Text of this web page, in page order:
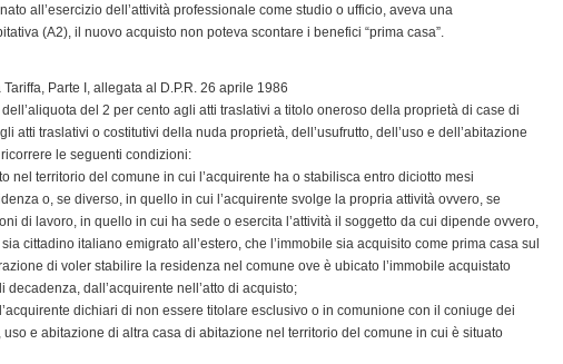
all’esercizio dell’attività professionale come studio o ufficio, aveva una
(A2), il nuovo acquisto non poteva scontare i benefici “prima casa”.
Parte I, allegata al D.P.R. 26 aprile 1986
del 2 per cento agli atti traslativi a titolo oneroso della proprietà di case di
atti traslativi o costitutivi della nuda proprietà, dell’usufrutto, dell’uso e dell’abitazione
le seguenti condizioni:
nel territorio del comune in cui l’acquirente ha o stabilisca entro diciotto mesi
o, se diverso, in quello in cui l’acquirente svolge la propria attività ovvero, se
di lavoro, in quello in cui ha sede o esercita l’attività il soggetto da cui dipende ovvero,
cittadino italiano emigrato all’estero, che l’immobile sia acquisito come prima casa sul
di voler stabilire la residenza nel comune ove è ubicato l’immobile acquistato
decadenza, dall’acquirente nell’atto di acquisto;
dichiari di non essere titolare esclusivo o in comunione con il coniuge dei
e abitazione di altra casa di abitazione nel territorio del comune in cui è situato